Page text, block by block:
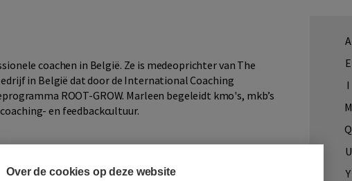
coachen in België. Ze is medeoprichter van The
in België dat door de International Coaching
ROOT-GROW. Marleen begeleidt kmo's, mkb’s
en feedbackcultuur.
A
E
I
M
Q
U
Y
Over de cookies op deze website